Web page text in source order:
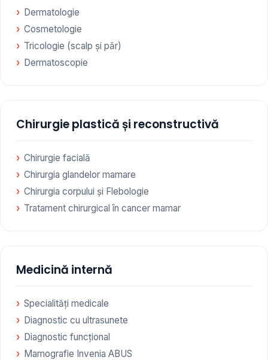
Dermatologie
Cosmetologie
Tricologie (scalp și păr)
Dermatoscopie
Chirurgie plastică și reconstructivă
Chirurgie facială
Chirurgia glandelor mamare
Chirurgia corpului și Flebologie
Tratament chirurgical în cancer mamar
Medicină internă
Specialități medicale
Diagnostic cu ultrasunete
Diagnostic funcțional
Mamografie Invenia ABUS